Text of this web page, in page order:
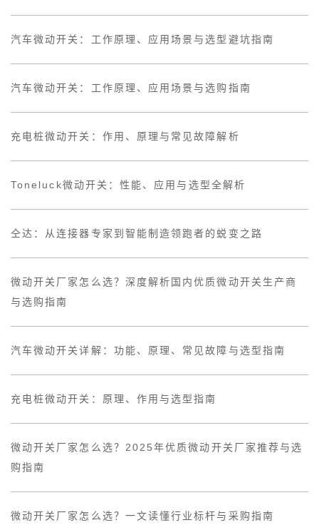
汽车微动开关：工作原理、应用场景与选型避坑指南
汽车微动开关：工作原理、应用场景与选购指南
充电桩微动开关：作用、原理与常见故障解析
Toneluck微动开关：性能、应用与选型全解析
仝达：从连接器专家到智能制造领跑者的蜕变之路
微动开关厂家怎么选？深度解析国内优质微动开关生产商
与选购指南
汽车微动开关详解：功能、原理、常见故障与选型指南
充电桩微动开关：原理、作用与选型指南
微动开关厂家怎么选？2025年优质微动开关厂家推荐与选
购指南
微动开关厂家怎么选？一文读懂行业标杆与采购指南